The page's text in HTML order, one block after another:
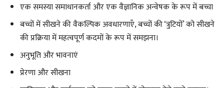
एक समस्या समाधानकर्ता और एक वैज्ञानिक अन्वेषक के रूप में बच्चा
बच्चों में सीखने की वैकल्पिक अवधारणाएँ, बच्चों की ‘त्रुटियों’ को सीखने
की प्रक्रिया में महत्वपूर्ण कदमों के रूप में समझना।
अनुभूति और भावनाएं
प्रेरणा और सीखना